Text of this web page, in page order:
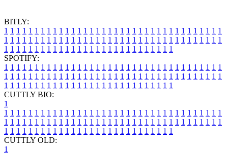
BITLY:
1 1 1 1 1 1 1 1 1 1 1 1 1 1 1 1 1 1 1 1 1 1 1 1 1 1 1 1 1 1 1 1 1 1 1 1
1 1 1 1 1 1 1 1 1 1 1 1 1 1 1 1 1 1 1 1 1 1 1 1 1 1 1 1 1 1 1 1 1 1 1 1
1 1 1 1 1 1 1 1 1 1 1 1 1 1 1 1 1 1 1 1 1 1 1 1 1 1 1 1
SPOTIFY:
1 1 1 1 1 1 1 1 1 1 1 1 1 1 1 1 1 1 1 1 1 1 1 1 1 1 1 1 1 1 1 1 1 1 1 1
1 1 1 1 1 1 1 1 1 1 1 1 1 1 1 1 1 1 1 1 1 1 1 1 1 1 1 1 1 1 1 1 1 1 1 1
1 1 1 1 1 1 1 1 1 1 1 1 1 1 1 1 1 1 1 1 1 1 1 1 1 1 1 1
CUTTLY BIO:
1
1 1 1 1 1 1 1 1 1 1 1 1 1 1 1 1 1 1 1 1 1 1 1 1 1 1 1 1 1 1 1 1 1 1 1 1
1 1 1 1 1 1 1 1 1 1 1 1 1 1 1 1 1 1 1 1 1 1 1 1 1 1 1 1 1 1 1 1 1 1 1 1
1 1 1 1 1 1 1 1 1 1 1 1 1 1 1 1 1 1 1 1 1 1 1 1 1 1 1 1
CUTTLY OLD:
1